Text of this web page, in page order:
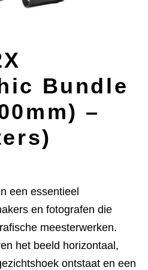
Bundle
–
een essentieel
en fotografen die
meesterwerken.
het beeld horizontaal,
ontstaat en een